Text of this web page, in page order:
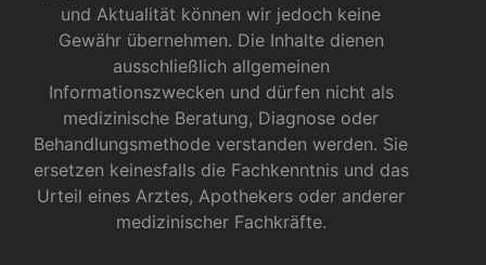
und Aktualität können wir jedoch keine
Gewähr übernehmen. Die Inhalte dienen
ausschließlich allgemeinen
Informationszwecken und dürfen nicht als
medizinische Beratung, Diagnose oder
Behandlungsmethode verstanden werden. Sie
ersetzen keinesfalls die Fachkenntnis und das
Urteil eines Arztes, Apothekers oder anderer
medizinischer Fachkräfte.